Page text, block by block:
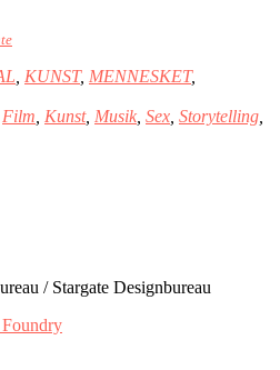
, KUNST, MENNESKET,
Film, Kunst, Musik, Sex, Storytelling,
/ Stargate Designbureau